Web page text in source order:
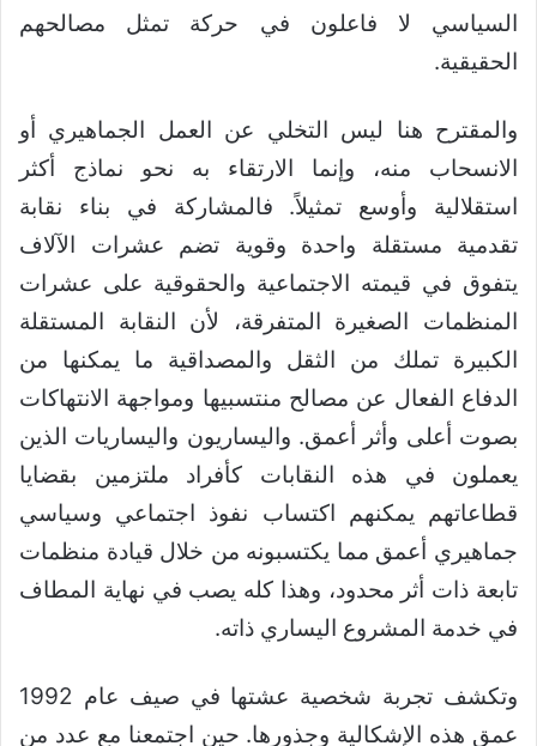
السياسي لا فاعلون في حركة تمثل مصالحهم
الحقيقية.
والمقترح هنا ليس التخلي عن العمل الجماهيري أو
الانسحاب منه، وإنما الارتقاء به نحو نماذج أكثر
استقلالية وأوسع تمثيلاً. فالمشاركة في بناء نقابة
تقدمية مستقلة واحدة وقوية تضم عشرات الآلاف
يتفوق في قيمته الاجتماعية والحقوقية على عشرات
المنظمات الصغيرة المتفرقة، لأن النقابة المستقلة
الكبيرة تملك من الثقل والمصداقية ما يمكنها من
الدفاع الفعال عن مصالح منتسبيها ومواجهة الانتهاكات
بصوت أعلى وأثر أعمق. واليساريون واليساريات الذين
يعملون في هذه النقابات كأفراد ملتزمين بقضايا
قطاعاتهم يمكنهم اكتساب نفوذ اجتماعي وسياسي
جماهيري أعمق مما يكتسبونه من خلال قيادة منظمات
تابعة ذات أثر محدود، وهذا كله يصب في نهاية المطاف
في خدمة المشروع اليساري ذاته.
وتكشف تجربة شخصية عشتها في صيف عام 1992
عمق هذه الإشكالية وجذورها. حين اجتمعنا مع عدد من